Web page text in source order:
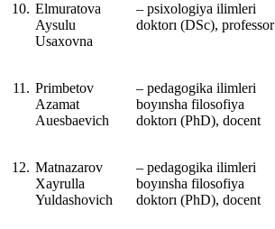
10. Elmuratova
Aysulu
Usaxovna
‒ psixologiya ilimleri
doktorı (DSc), professor
11. Primbetov
Azamat
Auesbaevich
‒ pedagogika ilimleri
boyınsha filosofiya
doktorı (PhD), docent
12. Matnazarov
Xayrulla
Yuldashovich
‒ pedagogika ilimleri
boyınsha filosofiya
doktorı (PhD), docent